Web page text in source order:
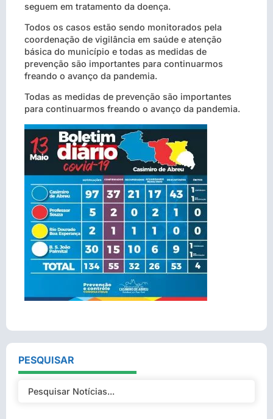
seguem em tratamento da doença.
Todos os casos estão sendo monitorados pela
coordenação de vigilância em saúde e atenção
básica do município e todas as medidas de
prevenção são importantes para continuarmos
freando o avanço da pandemia.
Todas as medidas de prevenção são importantes
para continuarmos freando o avanço da pandemia.
PESQUISAR